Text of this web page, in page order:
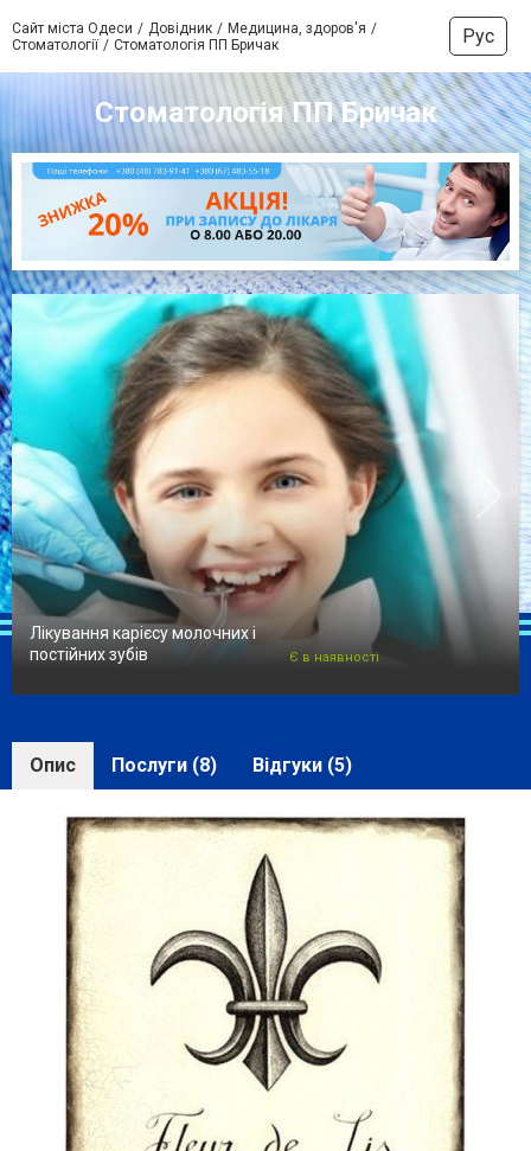
Сайт міста Одеси Довідник
Медицина, здоров'я
Стоматології
Стоматологія ПП Бричак Рус
Стоматологія ПП Бричак
Лікування карієсу молочних і
постійних зубів
Є в наявності
Опис Послуги (8) Відгуки (5)